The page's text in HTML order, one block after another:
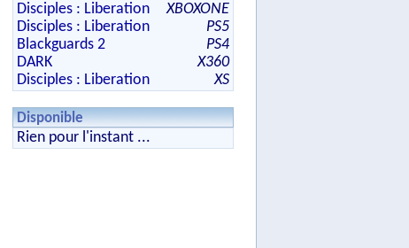
Disciples : Liberation
XBOXONE
Disciples : Liberation
PS5
Blackguards 2
PS4
DARK
X360
Disciples : Liberation
XS
Disponible
Rien pour l'instant ...